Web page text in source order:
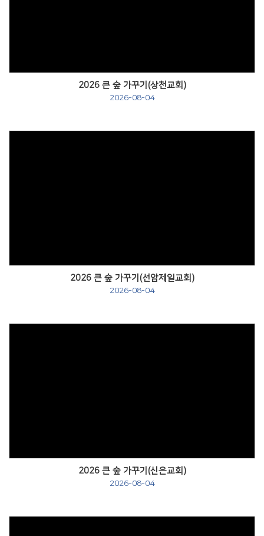
2026 큰 숲 가꾸기(상천교회)
2026-08-04
2026 큰 숲 가꾸기(선암제일교회)
2026-08-04
2026 큰 숲 가꾸기(신은교회)
2026-08-04